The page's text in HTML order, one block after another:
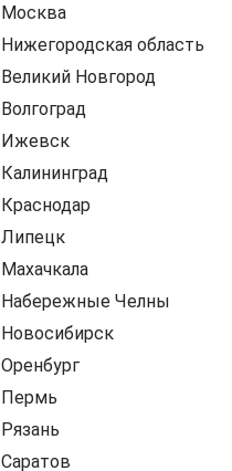
Москва
Нижегородская область
Великий Новгород
Волгоград
Ижевск
Калининград
Краснодар
Липецк
Махачкала
Набережные Челны
Новосибирск
Оренбург
Пермь
Рязань
Саратов